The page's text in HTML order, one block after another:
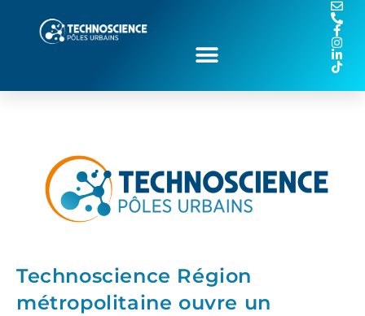
Technoscience Région
métropolitaine ouvre un